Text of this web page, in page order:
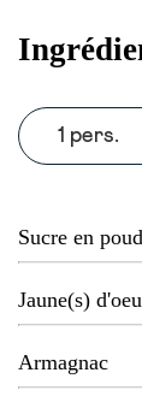
1 pers.
Sucre en
Jaune(s)
Armagnac